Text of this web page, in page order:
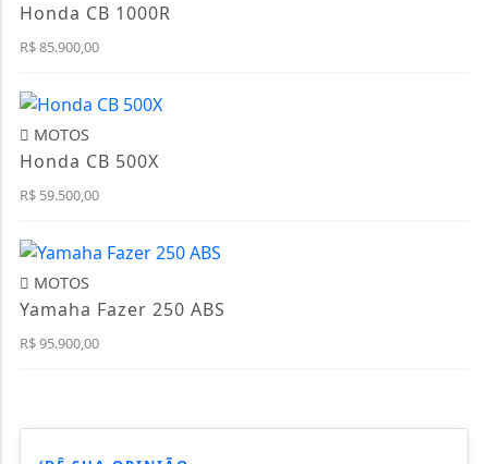
Honda CB 1000R
R$ 85.900,00
MOTOS
Honda CB 500X
R$ 59.500,00
MOTOS
Yamaha Fazer 250 ABS
R$ 95.900,00